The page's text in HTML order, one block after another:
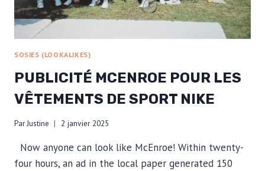
SOSIES (LOOKALIKES)
PUBLICITÉ MCENROE POUR LES
VÊTEMENTS DE SPORT NIKE
ParJustine 2 janvier 2025
Now anyone can look like McEnroe! Within twenty-
four hours, an ad in the local paper generated 150